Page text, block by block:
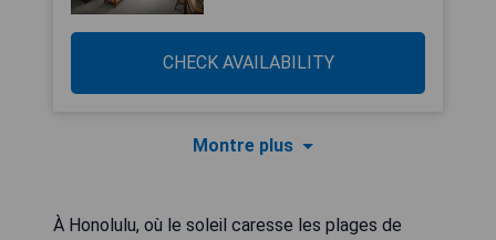
CHECK AVAILABILITY
Montre plus
À Honolulu, où le soleil caresse les plages de